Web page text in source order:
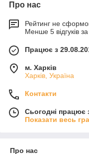
Про нас
Рейтинг не
Менше 5 відгуків за
Працює з
м. Харків
Харків, Україна
Контакти
Сьогодні працює
Показати весь
Про нас